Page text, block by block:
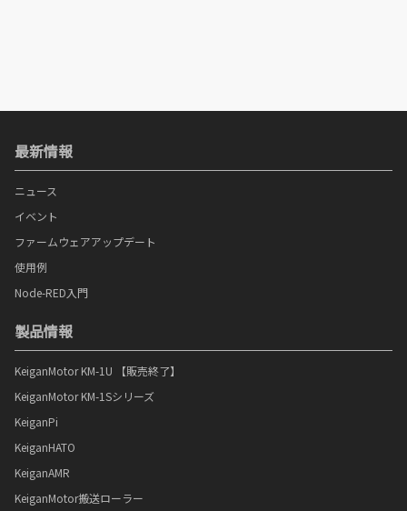
最新情報
ニュース
イベント
ファームウェアアップデート
使用例
Node-RED入門
製品情報
KeiganMotor KM-1U 【販売終了】
KeiganMotor KM-1Sシリーズ
KeiganPi
KeiganHATO
KeiganAMR
KeiganMotor搬送ローラー